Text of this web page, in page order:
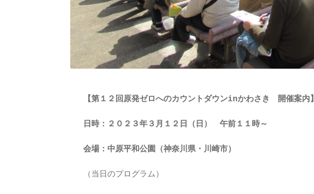
【第１２回原発ゼロへのカウントダウンinかわさき　開催案内】
日時：２０２３年３月１２日（日）　午前１１時～
会場：中原平和公園（神奈川県・川崎市）
（当日のプログラム）